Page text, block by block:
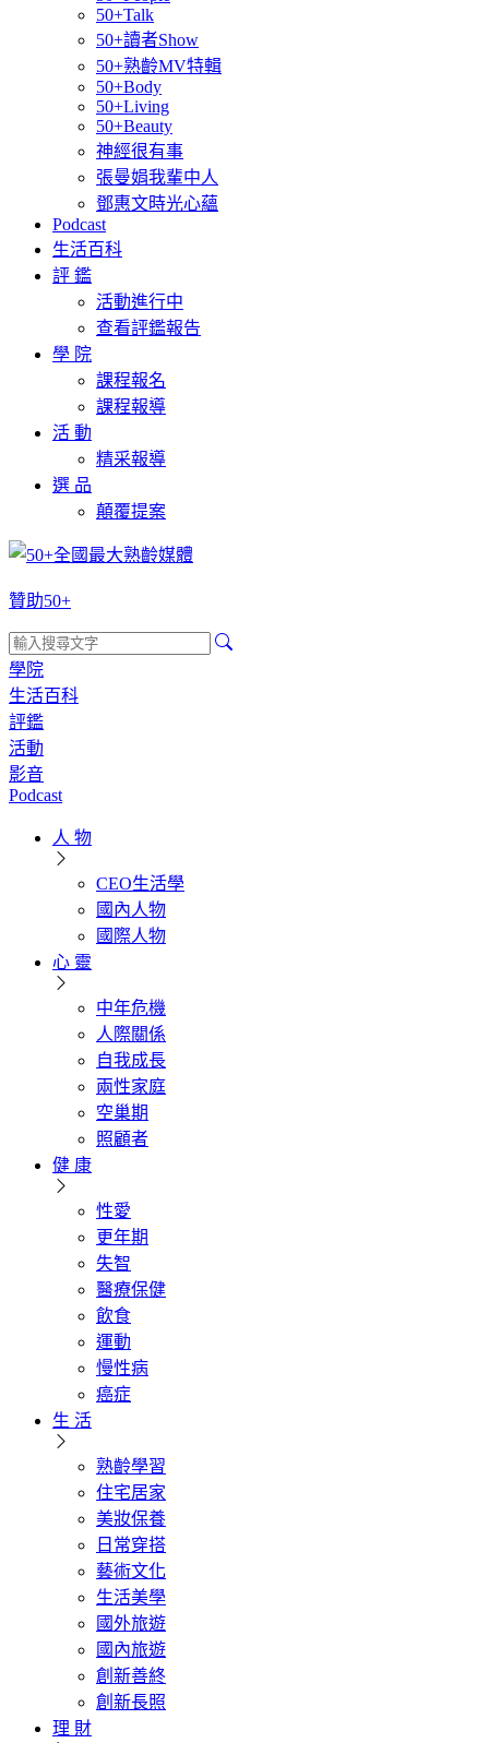
50+Talk
50+讀者Show
50+熟齡MV特輯
50+Body
50+Living
50+Beauty
神經很有事
張曼娟我輩中人
鄧惠文時光心蘊
Podcast
生活百科
評 鑑
活動進行中
查看評鑑報告
學 院
課程報名
課程報導
活 動
精采報導
選 品
顛覆提案
贊助50+
學院
生活百科
評鑑
活動
影音
Podcast
人 物
CEO生活學
國內人物
國際人物
心 靈
中年危機
人際關係
自我成長
兩性家庭
空巢期
照顧者
健 康
性愛
更年期
失智
醫療保健
飲食
運動
慢性病
癌症
生 活
熟齡學習
住宅居家
美妝保養
日常穿搭
藝術文化
生活美學
國外旅遊
國內旅遊
創新善終
創新長照
理 財